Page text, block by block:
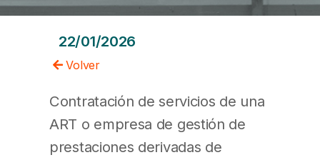
22/01/2026
Volver
Contratación de servicios de una
ART o empresa de gestión de
prestaciones derivadas de